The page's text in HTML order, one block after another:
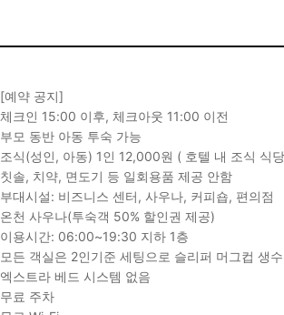
[예약 공지]
체크인 15:00 이후, 체크아웃 11:00 이전
부모 동반 아동 투숙 가능
조식(성인, 아동) 1인 12,000원 ( 호텔 내 조식 식
칫솔, 치약, 면도기 등 일회용품 제공 안함
부대시설: 비즈니스 센터, 사우나, 커피숍, 편의점
온천 사우나(투숙객 50% 할인권 제공)
이용시간: 06:00~19:30 지하 1층
모든 객실은 2인기준 세팅으로 슬리퍼 머그컵 생
엑스트라 베드 시스템 없음
무료 주차